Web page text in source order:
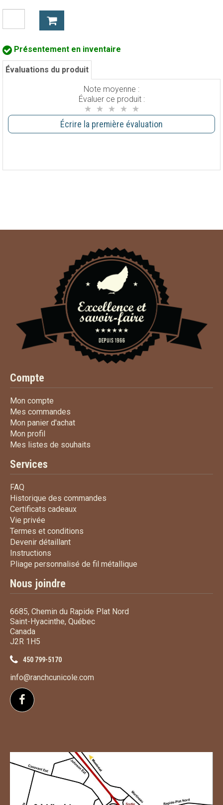
Présentement en inventaire
Évaluations du produit
Note moyenne :
Évaluer ce produit :
Écrire la première évaluation
Compte
Mon compte
Mes commandes
Mon panier d'achatMon panier d'achat
Mon profil
Mes listes de souhaits
Services
FAQ
Historique des commandes
Certificats cadeauxCertificats cadeaux
Vie privée
Termes et conditions
Devenir détaillantDevenir détaillant
Instructions
Pliage personnalisé de fil métallique
Nous joindre
6685, Chemin du Rapide Plat Nord
Saint-Hyacinthe, Québec
Canada
J2R 1H5
450 799-5170
info@ranchcunicole.com
Suivez-nous sur Facebook